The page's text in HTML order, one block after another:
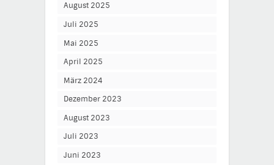
August 2025
Juli 2025
Mai 2025
April 2025
März 2024
Dezember 2023
August 2023
Juli 2023
Juni 2023